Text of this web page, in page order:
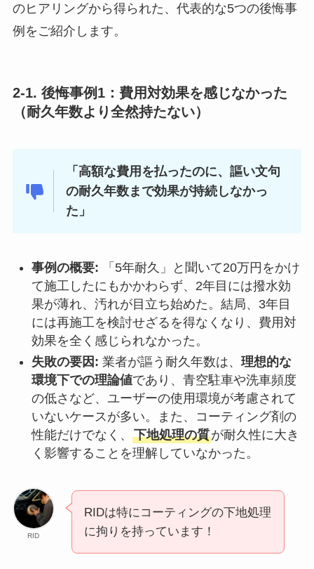
のヒアリングから得られた、代表的な5つの後悔事
例をご紹介します。
2-1. 後悔事例1：費用対効果を感じなかった
（耐久年数より全然持たない）
「高額な費用を払ったのに、謳い文句
の耐久年数まで効果が持続しなかっ
た」
事例の概要: 「5年耐久」と聞いて20万円をかけ
て施工したにもかかわらず、2年目には撥水効
果が薄れ、汚れが目立ち始めた。結局、3年目
には再施工を検討せざるを得なくなり、費用対
効果を全く感じられなかった。
失敗の要因: 業者が謳う耐久年数は、 理想的な
環境下での理論値であり、青空駐車や洗車頻度
の低さなど、ユーザーの使用環境が考慮されて
いないケースが多い。また、コーティング剤の
性能だけでなく、 下地処理の質が耐久性に大き
く影響することを理解していなかった。
RID
RIDは特にコーティングの下地処理
に拘りを持っています！